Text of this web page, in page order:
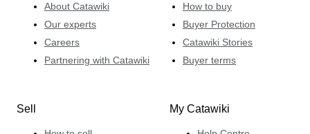
About Catawiki
Our experts
Careers
Partnering with Catawiki
How to buy
Buyer Protection
Catawiki Stories
Buyer terms
Sell My Catawiki